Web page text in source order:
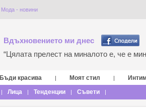
Мода - новини
Вдъхновението ми днес
“Цялата прелест на миналото е, че е
Бъди красива | Моят стил |
| Лица | Тенденции | Съвети |